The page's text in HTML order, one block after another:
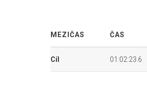
MEZIČAS ČAS
Cíl 01:02:23.6